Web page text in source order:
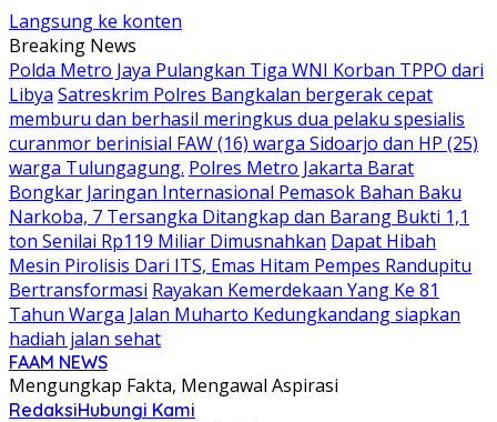
Langsung ke konten
Breaking News
Polda Metro Jaya Pulangkan Tiga WNI Korban TPPO dari
Libya Satreskrim Polres Bangkalan bergerak cepat
memburu dan berhasil meringkus dua pelaku spesialis
curanmor berinisial FAW (16) warga Sidoarjo dan HP (25)
warga Tulungagung. Polres Metro Jakarta Barat
Bongkar Jaringan Internasional Pemasok Bahan Baku
Narkoba, 7 Tersangka Ditangkap dan Barang Bukti 1,1
ton Senilai Rp119 Miliar Dimusnahkan Dapat Hibah
Mesin Pirolisis Dari ITS, Emas Hitam Pempes Randupitu
Bertransformasi Rayakan Kemerdekaan Yang Ke 81
Tahun Warga Jalan Muharto Kedungkandang siapkan
hadiah jalan sehat
FAAM NEWS
Mengungkap Fakta, Mengawal Aspirasi
RedaksiHubungi Kami